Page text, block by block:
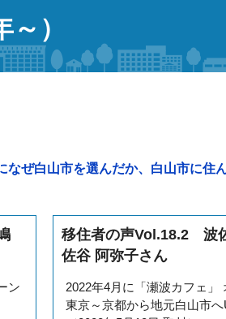
）
ぜ白山市を選んだか、白山市に
ン
移住者の声Vol.18.2 波
佐谷 阿弥子さん
2022年4月に「瀬波カフェ」
東京～京都から地元白山市